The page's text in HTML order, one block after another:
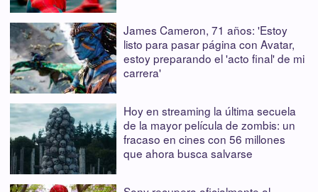
James Cameron, 71 años: 'Estoy
listo para pasar página con Avatar,
estoy preparando el 'acto final' de mi
carrera'
Hoy en streaming la última secuela
de la mayor película de zombis: un
fracaso en cines con 56 millones
que ahora busca salvarse